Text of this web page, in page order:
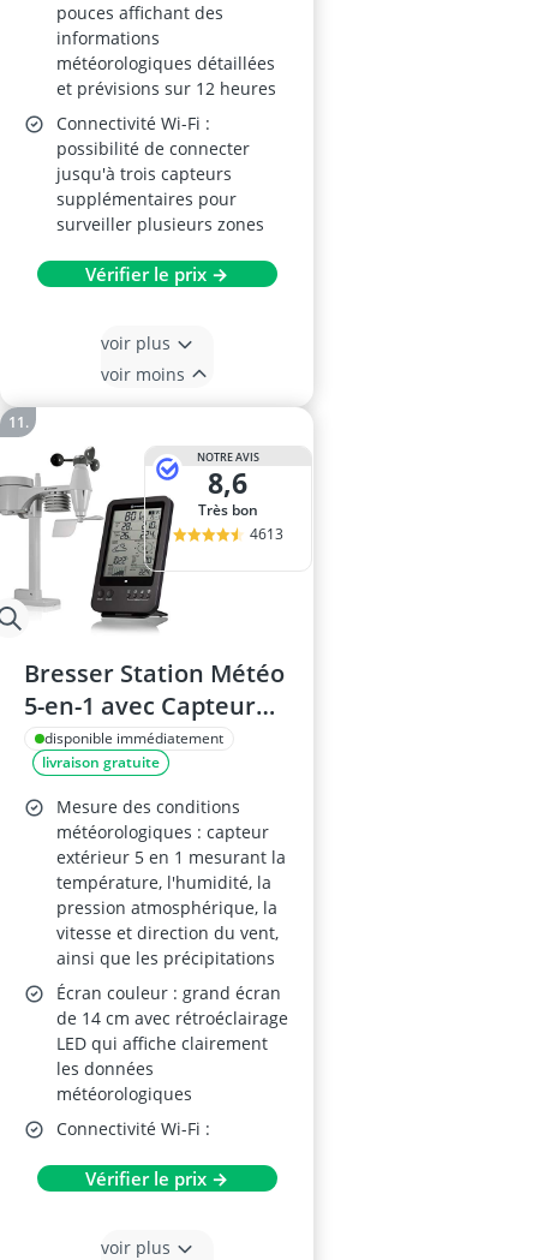
pouces affichant des
informations
météorologiques détaillées
et prévisions sur 12 heures
Connectivité Wi-Fi :
possibilité de connecter
jusqu'à trois capteurs
supplémentaires pour
surveiller plusieurs zones
Vérifier le prix →
voir plus
voir moins
NOTRE AVIS
8,6
Très bon
4613
Bresser Station Météo
5-en-1 avec Capteur
Extérieur
disponible immédiatement
livraison gratuite
Mesure des conditions
météorologiques : capteur
extérieur 5 en 1 mesurant la
température, l'humidité, la
pression atmosphérique, la
vitesse et direction du vent,
ainsi que les précipitations
Écran couleur : grand écran
de 14 cm avec rétroéclairage
LED qui affiche clairement
les données
météorologiques
Connectivité Wi-Fi :
Vérifier le prix →
voir plus